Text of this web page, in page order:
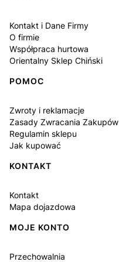
Kontakt i Dane Firmy
O firmie
Współpraca hurtowa
Orientalny Sklep Chiński
POMOC
Zwroty i reklamacje
Zasady Zwracania Zakupów
Regulamin sklepu
Jak kupować
KONTAKT
Kontakt
Mapa dojazdowa
MOJE KONTO
Przechowalnia